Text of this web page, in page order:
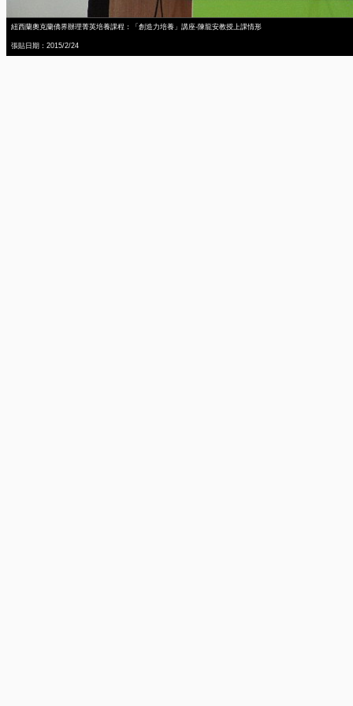
紐西蘭奧克蘭僑界辦理菁英培養課程：「創造力培養」講座-陳龍安教授上課情形
張貼日期：2015/2/24